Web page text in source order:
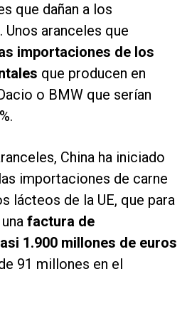
que dañan a los
Unos aranceles que
importaciones de los
que producen en
o BMW que serían
China ha iniciado
importaciones de carne
lácteos de la UE, que para
factura de
1.900 millones de euros
91 millones en el